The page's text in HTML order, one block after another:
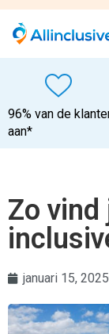
96% van de
aan*
Zo
januari 15, 2025